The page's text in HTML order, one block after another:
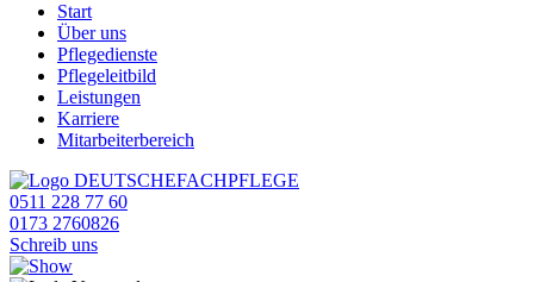
Start
Über uns
Pflegedienste
Pflegeleitbild
Leistungen
Karriere
Mitarbeiterbereich
0511 228 77 60
0173 2760826
Schreib uns